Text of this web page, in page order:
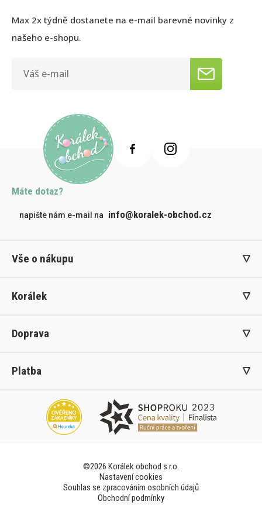
Max 2x týdně dostanete na e-mail barevné novinky z
našeho e-shopu.
Máte dotaz?
napište nám e-mail na info@koralek-obchod.cz
Vše o nákupu
Korálek
Doprava
Platba
©2026 Korálek obchod s.r.o.
Nastavení cookies
Souhlas se zpracováním osobních údajů
Obchodní podmínky